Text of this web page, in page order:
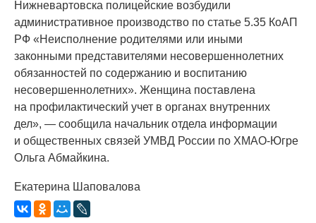
Нижневартовска полицейские возбудили
административное производство по статье 5.35 КоАП
РФ «Неисполнение родителями или иными
законными представителями несовершеннолетних
обязанностей по содержанию и воспитанию
несовершеннолетних». Женщина поставлена
на профилактический учет в органах внутренних
дел», — сообщила начальник отдела информации
и общественных связей УМВД России по ХМАО-Югре
Ольга Абмайкина.
Екатерина Шаповалова